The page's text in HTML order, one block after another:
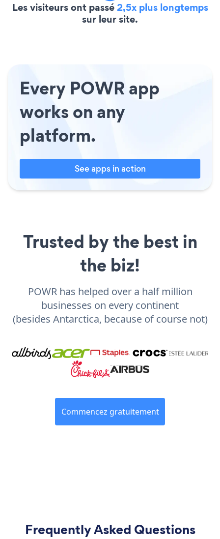
Les visiteurs ont passé2,5x plus longtemps
sur leur site.
Every POWR app
works on any
platform.
See apps in action
Trusted by the best in
the biz!
POWR has helped over a half million
businesses on every continent
(besides Antarctica, because of course not)
Commencez gratuitement
Frequently Asked Questions